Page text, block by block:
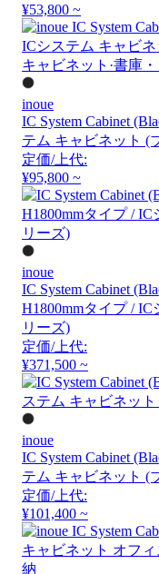
¥53,800 ~
inoue
IC System Cabinet
テム キャビネット (
定価/上代:
¥95,800 ~
inoue
IC System Cabinet
H1800mmタイプ /
リーズ)
定価/上代:
¥371,500 ~
inoue
IC System Cabinet
テム キャビネット (
定価/上代:
¥101,400 ~